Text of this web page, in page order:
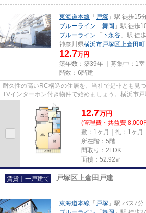
東海道本線 「 戸塚 」駅 徒歩15
ブルーライン 「 舞岡 」駅 徒歩
ブルーライン 「 下永谷 」駅 徒
神奈川県横浜市戸塚区上倉田町
12.7万円
築年数：築39年 ｜募集中： 1室
階数：6階建
耐久性の高いRC構造の住居を、当社で是非とも見
TVインターホン付き物件で始めましょう。横浜市
道本線戸塚周辺の賃貸物件も...
12.7万円
(管理費・共益費 8,000
敷：1ヶ月｜礼：1ヶ月
所在階：5階
間取り：2LDK
面積：52.92㎡
賃貸｜一戸建て 戸塚区上倉田戸建
東海道本線 「 戸塚 」駅 バス7